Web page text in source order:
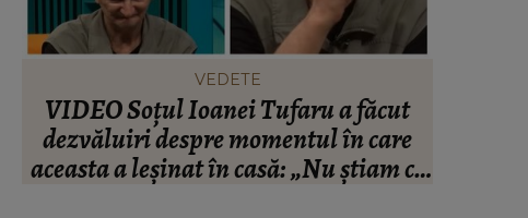
VEDETE
VIDEO Soțul Ioanei Tufaru a făcut
dezvăluiri despre momentul în care
aceasta a leșinat în casă: „Nu știam ce